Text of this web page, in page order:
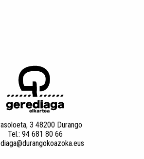
3 48200 Durango
Tel.: 94 681 80 66